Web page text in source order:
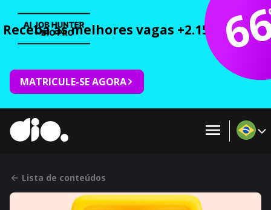
Receba as melhores vagas +2.150 cursos
MATRICULE-SE AGORA
Lista de conteúdos